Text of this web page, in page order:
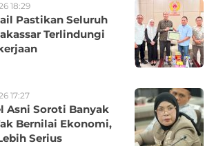
18:29
Pastikan Seluruh
Terlindungi
17:27
Asni Soroti Banyak
Bernilai Ekonomi,
Serius